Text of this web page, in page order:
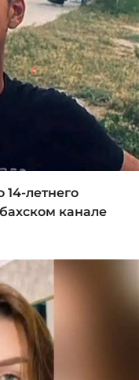
летнего
канале